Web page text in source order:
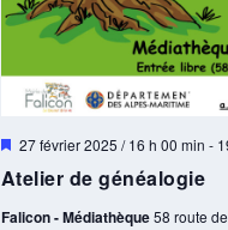
Atelier de généalogie
Mis
avant
27 février 2025 / 16 h 00 min -
Falicon - Médiathèque58 route